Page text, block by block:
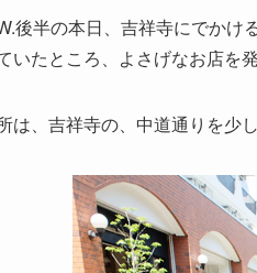
後半の本日、吉祥寺にでかけ
いたところ、よさげなお店を発
は、吉祥寺の、中道通りを少